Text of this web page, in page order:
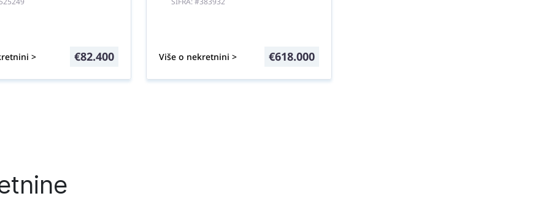
> €82.400 Više o nekretnini > €618.000